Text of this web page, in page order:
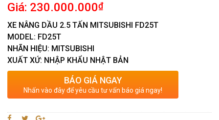
Giá: 230.000.000₫
XE NÂNG DẦU 2.5 TẤN MITSUBISHI FD25T
MODEL: FD25T
NHÃN HIỆU: MITSUBISHI
XUẤT XỨ: NHẬP KHẨU NHẬT BẢN
BÁO GIÁ NGAY
Nhấn vào đây để yêu cầu tư vấn báo giá ngay!